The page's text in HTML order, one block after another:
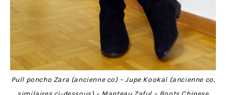
Pull poncho Zara (ancienne co) – Jupe Kookaï (ancienne co,